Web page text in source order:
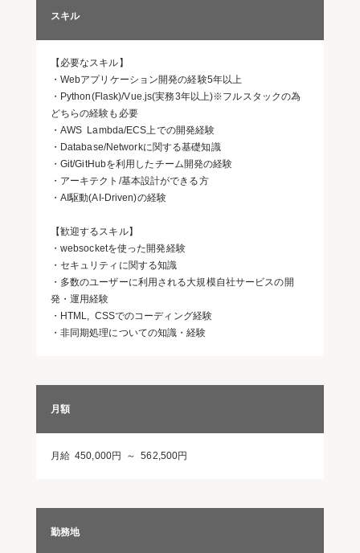
スキル
【必要なスキル】
・Webアプリケーション開発の経験5年以上
・Python(Flask)/Vue.js(実務3年以上)※フルスタックの為
どちらの経験も必要
・AWS Lambda/ECS上での開発経験
・Database/Networkに関する基礎知識
・Git/GitHubを利用したチーム開発の経験
・アーキテクト/基本設計ができる方
・AI駆動(AI-Driven)の経験
【歓迎するスキル】
・websocketを使った開発経験
・セキュリティに関する知識
・多数のユーザーに利用される大規模自社サービスの開
発・運用経験
・HTML, CSSでのコーディング経験
・非同期処理についての知識・経験
月額
月給 450,000円 ～ 562,500円
勤務地